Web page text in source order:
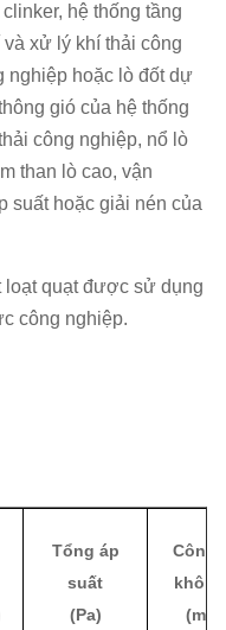
hệ thống tầng
xử lý khí thải công
nghiệp hoặc lò đốt dự
gió của hệ thống
công nghiệp, nổ lò
than lò cao, vận
suất hoặc giải nén của
loạt quạt được sử dụng
công nghiệp.
Tổng áp
suất
(Pa)
Công
(m³